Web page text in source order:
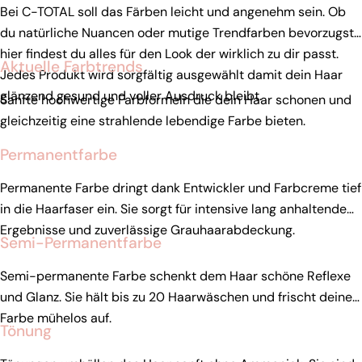
Bei C-TOTAL soll das Färben leicht und angenehm sein. Ob
du natürliche Nuancen oder mutige Trendfarben bevorzugst,
hier findest du alles für den Look der wirklich zu dir passt.
Jedes Produkt wird sorgfältig ausgewählt damit dein Haar
glänzend gesund und voller Ausdruck bleibt.
Aktuelle Farbtrends
Sanfte hochwertige Farbformeln die dein Haar schonen und
gleichzeitig eine strahlende lebendige Farbe bieten.
Permanentfarbe
Permanente Farbe dringt dank Entwickler und Farbcreme tief
in die Haarfaser ein. Sie sorgt für intensive lang anhaltende
Ergebnisse und zuverlässige Grauhaarabdeckung.
Semi-Permanentfarbe
Semi-permanente Farbe schenkt dem Haar schöne Reflexe
und Glanz. Sie hält bis zu 20 Haarwäschen und frischt deine
Farbe mühelos auf.
Tönung